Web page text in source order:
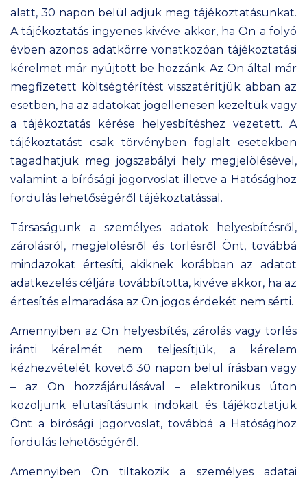
alatt, 30 napon belül adjuk meg tájékoztatásunkat.
A tájékoztatás ingyenes kivéve akkor, ha Ön a folyó
évben azonos adatkörre vonatkozóan tájékoztatási
kérelmet már nyújtott be hozzánk. Az Ön által már
megfizetett költségtérítést visszatérítjük abban az
esetben, ha az adatokat jogellenesen kezeltük vagy
a tájékoztatás kérése helyesbítéshez vezetett. A
tájékoztatást csak törvényben foglalt esetekben
tagadhatjuk meg jogszabályi hely megjelölésével,
valamint a bírósági jogorvoslat illetve a Hatósághoz
fordulás lehetőségéről tájékoztatással.
Társaságunk a személyes adatok helyesbítésről,
zárolásról, megjelölésről és törlésről Önt, továbbá
mindazokat értesíti, akiknek korábban az adatot
adatkezelés céljára továbbította, kivéve akkor, ha az
értesítés elmaradása az Ön jogos érdekét nem sérti.
Amennyiben az Ön helyesbítés, zárolás vagy törlés
iránti kérelmét nem teljesítjük, a kérelem
kézhezvételét követő 30 napon belül írásban vagy
– az Ön hozzájárulásával – elektronikus úton
közöljünk elutasításunk indokait és tájékoztatjuk
Önt a bírósági jogorvoslat, továbbá a Hatósághoz
fordulás lehetőségéről.
Amennyiben Ön tiltakozik a személyes adatai